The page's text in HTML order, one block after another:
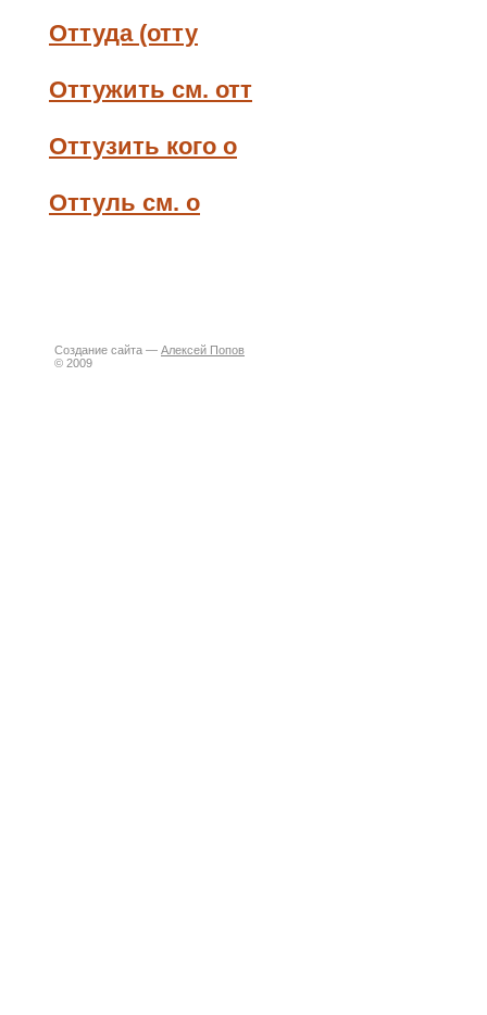
Оттуда (отту
Оттужить см. отт
Оттузить кого о
Оттуль см. о
Создание сайта — Алексей Попов
© 2009